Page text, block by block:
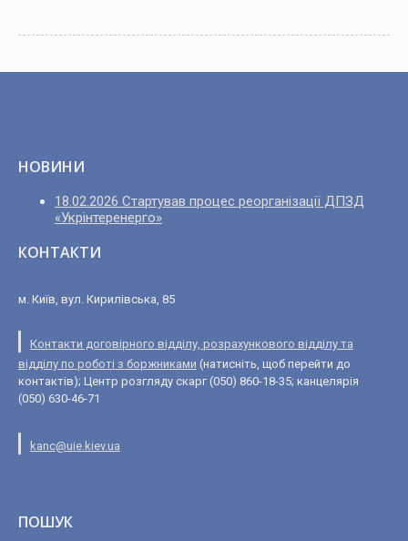
НОВИНИ
18.02.2026 Стартував процес реорганізації ДПЗД
«Укрінтеренерго»
КОНТАКТИ
м. Київ, вул. Кирилівська, 85
Контакти договірного відділу, розрахункового відділу та
відділу по роботі з боржниками (натисніть, щоб перейти до
контактів); Центр розгляду скарг (050) 860-18-35; канцелярія
(050) 630-46-71
kanc@uie.kiev.ua
ПОШУК